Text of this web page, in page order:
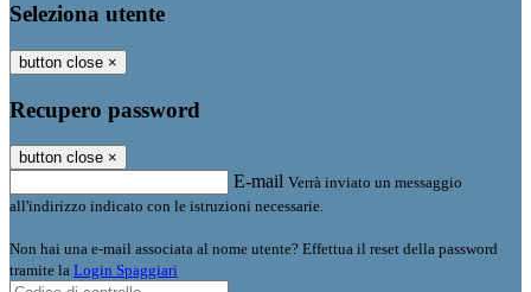
Seleziona utente
button close ×
Recupero password
button close ×
E-mail Verrà inviato un messaggio
all'indirizzo indicato con le istruzioni necessarie.
Non hai una e-mail associata al nome utente? Effettua il reset della password
tramite la Login Spaggiari